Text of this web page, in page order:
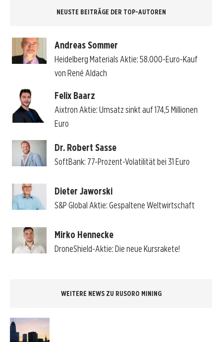
NEUSTE BEITRÄGE DER TOP-AUTOREN
Andreas Sommer
Heidelberg Materials Aktie: 58.000-Euro-Kauf
von René Aldach
Felix Baarz
Aixtron Aktie: Umsatz sinkt auf 174,5 Millionen
Euro
Dr. Robert Sasse
SoftBank: 77-Prozent-Volatilität bei 31 Euro
Dieter Jaworski
S&P Global Aktie: Gespaltene Weltwirtschaft
Mirko Hennecke
DroneShield-Aktie: Die neue Kursrakete!
WEITERE NEWS ZU RUSORO MINING